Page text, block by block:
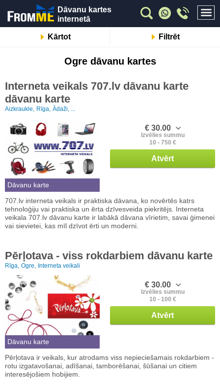
Dāvanu kartes
internetā
Kārtot Filtrēt
Ogre dāvanu kartes
Interneta veikals 707.lv dāvanu karte
dāvanu karte
Aizkraukle, Rīga, Ādaži, ...
Dāvanu karte
€ 30.00
Izvēlies summu
10 - 750 €
Atvērt
707.lv interneta veikals ir praktiska dāvana, ko novērtēs katrs
tehnoloģiju vai praktiska un ērta dzīvesveida piekritējs. Interneta
veikala 707.lv dāvanu karte ir labākā dāvana vīrietim, savai ģimenei
vai sievietei, kas mīl dzīvot ērti un moderni.
Pērļotava - viss rokdarbiem dāvanu karte
Rīga, Ogre, Interneta veikali
Dāvanu karte
€ 30.00
Izvēlies summu
10 - 100 €
Atvērt
Pērļotava ir veikals, kur atrodams viss nepieciešamais rokdarbiem -
rotu izgatavošanai, adīšanai, tamborēšanai, šūšanai un citiem
interesējošiem hobijiem.